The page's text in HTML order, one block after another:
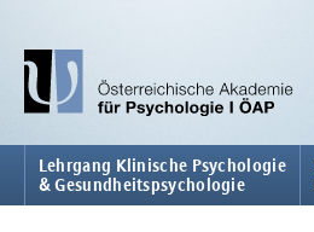
Lehrgang Klinische Psychologie
& Gesundheitspsychologie